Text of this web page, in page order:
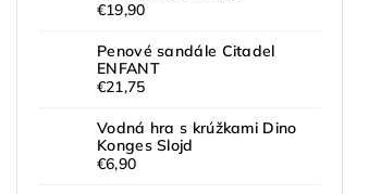
€19,90
Penové sandále Citadel
ENFANT
€21,75
Vodná hra s krúžkami Dino
Konges Slojd
€6,90